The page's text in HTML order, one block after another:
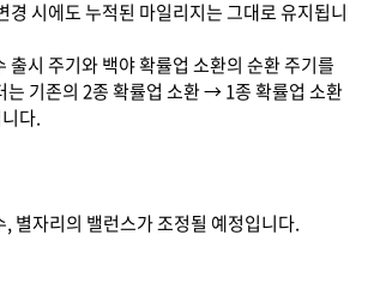
경 시에도 누적된 마일리지는 그대로 유지됩니
출시 주기와 백야 확률업 소환의 순환 주기를
는 기존의 2종 확률업 소환 → 1종 확률업 소환
다.
별자리의 밸런스가 조정될 예정입니다.